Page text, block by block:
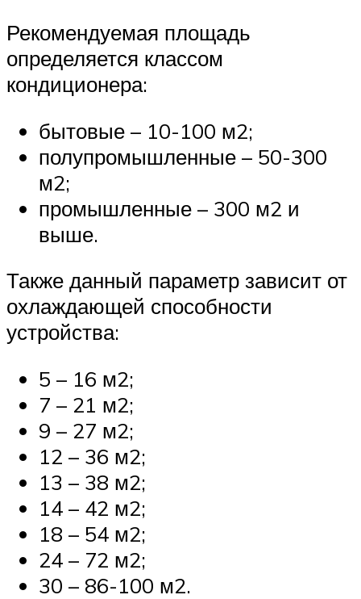
Рекомендуемая площадь
определяется классом
кондиционера:
бытовые – 10-100 м2;
полупромышленные – 50-300
м2;
промышленные – 300 м2 и
выше.
Также данный параметр зависит от
охлаждающей способности
устройства:
5 – 16 м2;
7 – 21 м2;
9 – 27 м2;
12 – 36 м2;
13 – 38 м2;
14 – 42 м2;
18 – 54 м2;
24 – 72 м2;
30 – 86-100 м2.